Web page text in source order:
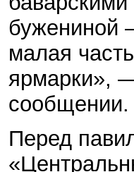
бужениной
малая
ярмарки»,
сообщении.
Перед